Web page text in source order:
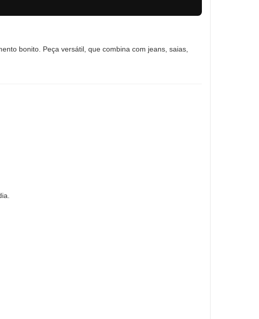
bonito. Peça versátil, que combina com jeans, saias,